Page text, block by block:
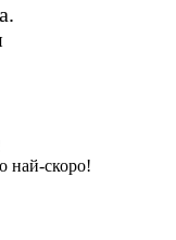
най-скоро!